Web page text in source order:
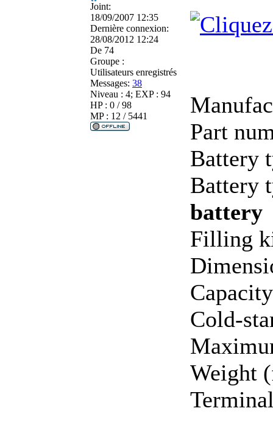
Joint:
18/09/2007 12:35
Dernière connexion:
28/08/2012 12:24
De 74
Groupe :
Utilisateurs enregistrés
Messages: 38
Niveau : 4; EXP : 94
HP : 0 / 98
MP : 12 / 5441
Part
Battery
Battery
battery
Filling
Cold-
Weight